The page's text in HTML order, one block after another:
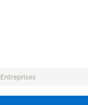
Entreprises